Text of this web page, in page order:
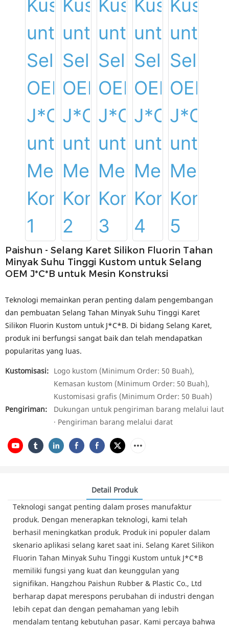
Paishun - Selang Karet Silikon Fluorin Tahan
Minyak Suhu Tinggi Kustom untuk Selang
OEM J*C*B untuk Mesin Konstruksi
Teknologi memainkan peran penting dalam pengembangan
dan pembuatan Selang Tahan Minyak Suhu Tinggi Karet
Silikon Fluorin Kustom untuk J*C*B. Di bidang Selang Karet,
produk ini berfungsi sangat baik dan telah mendapatkan
popularitas yang luas.
Kustomisasi: Logo kustom (Minimum Order: 50 Buah),
Kemasan kustom (Minimum Order: 50 Buah),
Kustomisasi grafis (Minimum Order: 50 Buah)
Pengiriman:
Dukungan untuk pengiriman barang melalui laut
· Pengiriman barang melalui darat
Detail Produk
Teknologi sangat penting dalam proses manufaktur
produk. Dengan menerapkan teknologi, kami telah
berhasil meningkatkan produk. Produk ini populer dalam
skenario aplikasi selang karet saat ini. Selang Karet Silikon
Fluorin Tahan Minyak Suhu Tinggi Kustom untuk J*C*B
memiliki fungsi yang kuat dan keunggulan yang
signifikan. Hangzhou Paishun Rubber & Plastic Co., Ltd
berharap dapat merespons perubahan di industri dengan
lebih cepat dan dengan pemahaman yang lebih
mendalam tentang kebutuhan pasar. Kami percaya bahwa